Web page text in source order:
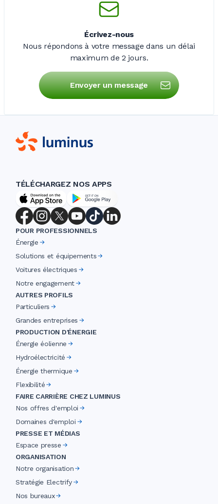
Écrivez-nous
Nous répondons à votre message dans un délai
maximum de2 jours.
Envoyer un message
TÉLÉCHARGEZ NOS APPS
POUR PROFESSIONNELS
Énergie
Solutions et équipements
Voitures électriques
Notre engagement
AUTRES PROFILS
Particuliers
Grandes entreprises
PRODUCTION D'ÉNERGIE
Énergie éolienne
Hydroélectricité
Énergie thermique
Flexibilité
FAIRE CARRIÈRE CHEZ LUMINUS
Nos offres d'emploi
Domaines d'emploi
PRESSE ET MÉDIAS
Espace presse
ORGANISATION
Notre organisation
Stratégie Electrify
Nos bureaux